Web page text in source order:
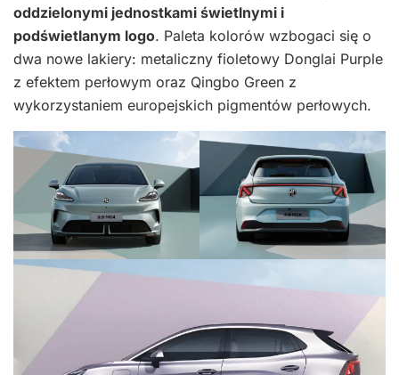
oddzielonymi jednostkami świetlnymi i
podświetlanym logo. Paleta kolorów wzbogaci się o
dwa nowe lakiery: metaliczny fioletowy Donglai Purple
z efektem perłowym oraz Qingbo Green z
wykorzystaniem europejskich pigmentów perłowych.